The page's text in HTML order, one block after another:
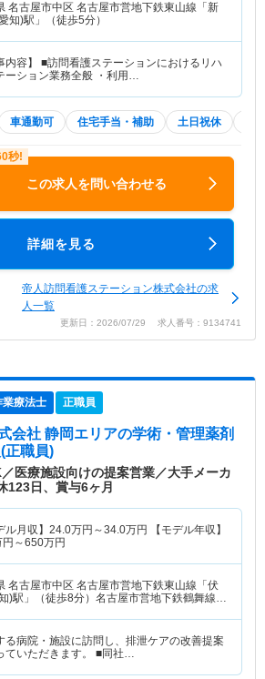
名古屋市中区 名古屋市営地下鉄東山線「新
知)駅」（徒歩5分）
内容】 ■訪問看護ステーションにおけるリハ
ーション業務全般 ・利用…
車通勤可 住宅手当・補助 土日祝休
この求人を問い合わせる
詳細を見る
帝人訪問看護ステーション株式会社の求
人一覧
更新日：2026/07/29 求人番号：9134741
業療法士 正職員
会社 静岡エリアの学術・管理薬剤
正職員)
／医療施設向けの提案営業／大手メーカ
日、賞与6ヶ月
ル月収】 24.0万円～34.0万円
【モデル年収】
円～650万円
名古屋市中区 名古屋市営地下鉄東山線「伏
)駅」（徒歩8分）名古屋市営地下鉄鶴舞線
る病院・施設に訪問し、排泄ケアの改善提案
を行っていただきます。 ■同社…